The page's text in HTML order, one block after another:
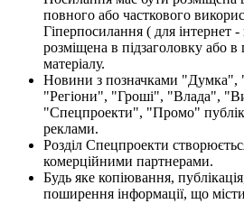
повного або часткового
Гіперпосилання ( для інтернет
розміщена в підзаголовку або в
матеріалу.
Новини з позначками "Думка",
"Регіони", "Гроші", "Влада",
"Спецпроекти", "Промо"
реклами.
Розділ Спецпроекти
комерційними партнерами.
Будь яке копіювання,
поширення інформації, що